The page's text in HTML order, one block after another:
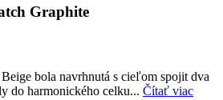
Graphite
bola navrhnutá s cieľom spojit dva
do harmonického celku... Čítať viac